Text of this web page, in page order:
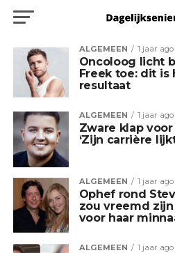
ALGEMEEN 1 jaar ago
Oncoloog licht
Freek toe: dit is
resultaat
ALGEMEEN 1 jaar ago
Zware klap
‘Zijn carrière
ALGEMEEN 1 jaar ago
Ophef rond
zou vreemd
voor haar
ALGEMEEN 1 jaar ago